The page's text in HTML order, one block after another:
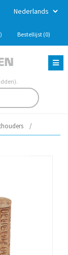
Bestellijst (0)
/